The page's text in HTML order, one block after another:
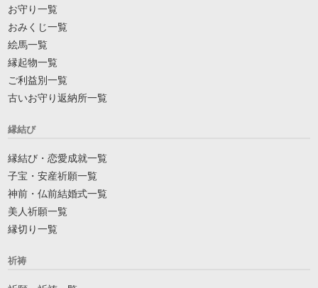
お守り一覧
おみくじ一覧
絵馬一覧
縁起物一覧
ご利益別一覧
古いお守り返納所一覧
縁結び
縁結び・恋愛成就一覧
子宝・安産祈願一覧
神前・仏前結婚式一覧
美人祈願一覧
縁切り一覧
祈祷